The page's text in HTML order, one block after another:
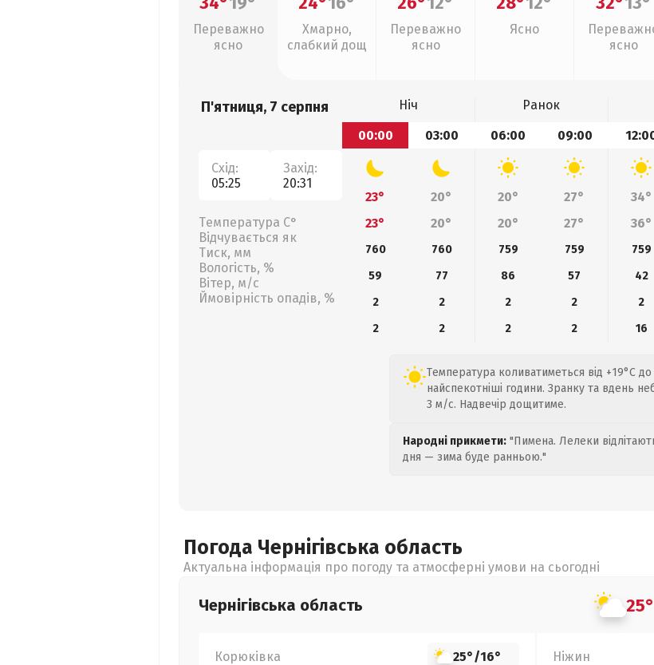
Переважно
ясно
Хмарно,
слабкий дощ
Переважно
ясно
Ясно
ясно
П'ятниця, 7 серпня
Схід:
05:25
Захід:
20:31
Температура С°
Відчувається як
Тиск, мм
Вологість, %
Вітер, м/с
Ймовірність опадів, %
Ніч Ранок
00:00
03:00 06:00 09:00
23° 20° 20° 27° 34°
23°
20° 20° 27° 36°
760 760 759 759 759
59
77 86 57 42
2
2 2 2 2
2
2 2 2 16
Температура коливатиметься від +19°C
найспекотніші години. Зранку та вдень
3 м/с. Надвечір дощитиме.
Народні прикмети: "Пимена. Лелеки
дня — зима буде ранньою."
Погода Чернігівська область
Актуальна інформація про погоду та атмосферні умови на сьогодні
Чернігівська область 25°
Корюківка 25°/16° Ніжин